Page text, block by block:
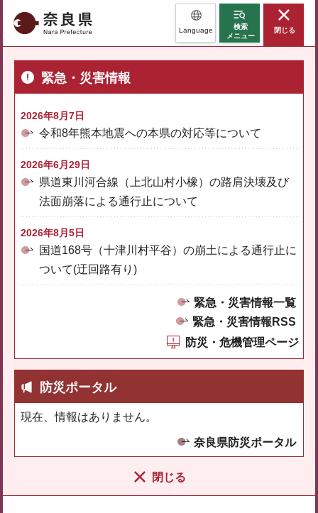
奈良県 Language
検索
メニュー
閉じる
緊急・災害情報
2026年8月7日
令和8年熊本地震への本県の対応等について
2026年6月29日
県道東川河合線（上北山村小橡）の路肩決壊及び
法面崩落による通行止について
2026年8月5日
国道168号（十津川村平谷）の崩土による通行止に
ついて(迂回路有り)
緊急・災害情報一覧
緊急・災害情報RSS
防災・危機管理ページ
防災ポータル
現在、情報はありません。
奈良県防災ポータル
閉じる